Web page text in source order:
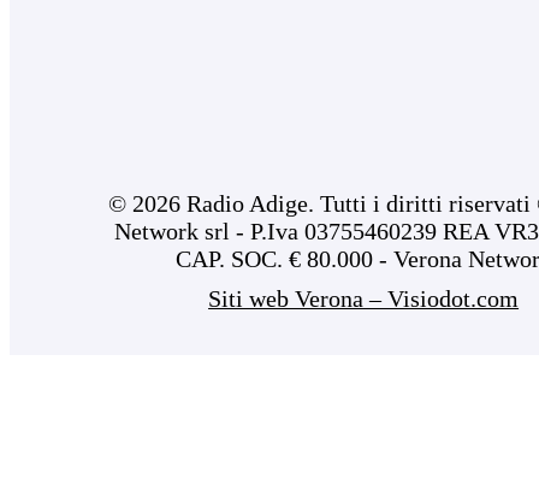
© 2026 Radio Adige. Tutti i diritti riservati
Network srl - P.Iva 03755460239 REA
CAP. SOC. € 80.000 - Verona
Siti web Verona – Visiodot.com